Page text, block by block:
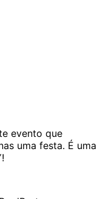
evento que
uma festa. É uma